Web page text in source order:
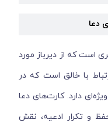
دعا
است که از دیرباز مورد
با خالق است که در
دارد. کارت‌های دعا
و تکرار ادعیه، نقش